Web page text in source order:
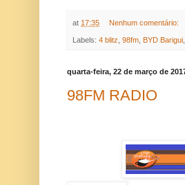
at 17:35 Nenhum comentário:
Labels: 4 blitz 98fm BYD Barigui
quarta-feira, 22 de março de
98FM RADIO